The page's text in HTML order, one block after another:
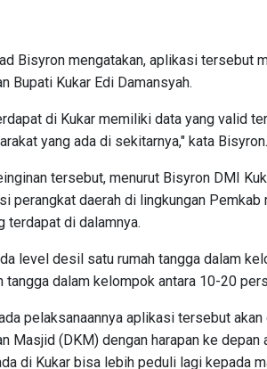
Bisyron mengatakan, aplikasi tersebut
Bupati Kukar Edi Damansyah.
di Kukar memiliki data yang valid
yang ada di sekitarnya," kata Bisyron.
tersebut, menurut Bisyron DMI
perangkat daerah di lingkungan Pemkab
terdapat di dalamnya.
level desil satu rumah tangga dalam
tangga dalam kelompok antara 10-20
pelaksanaannya aplikasi tersebut
Masjid (DKM) dengan harapan ke depan
di Kukar bisa lebih peduli lagi kepada